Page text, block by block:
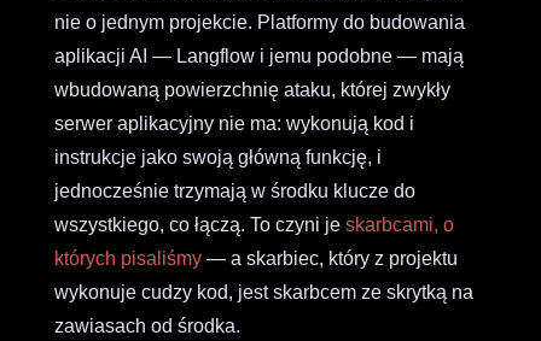
nie o jednym projekcie. Platformy do budowania
aplikacji AI — Langflow i jemu podobne — mają
wbudowaną powierzchnię ataku, której zwykły
serwer aplikacyjny nie ma: wykonują kod i
instrukcje jako swoją główną funkcję, i
jednocześnie trzymają w środku klucze do
wszystkiego, co łączą. To czyni je skarbcami, o
których pisaliśmy— a skarbiec, który z projektu
wykonuje cudzy kod, jest skarbcem ze skrytką na
zawiasach od środka.